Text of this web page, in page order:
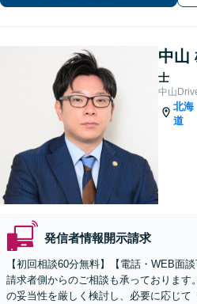
中山
士
中山
北海
道
発信者情報開示請求
【初回相談60分無料】【電話・WEB面
請求者側からのご相談も承っております
の妥当性を厳しく検討し、必要に応じて